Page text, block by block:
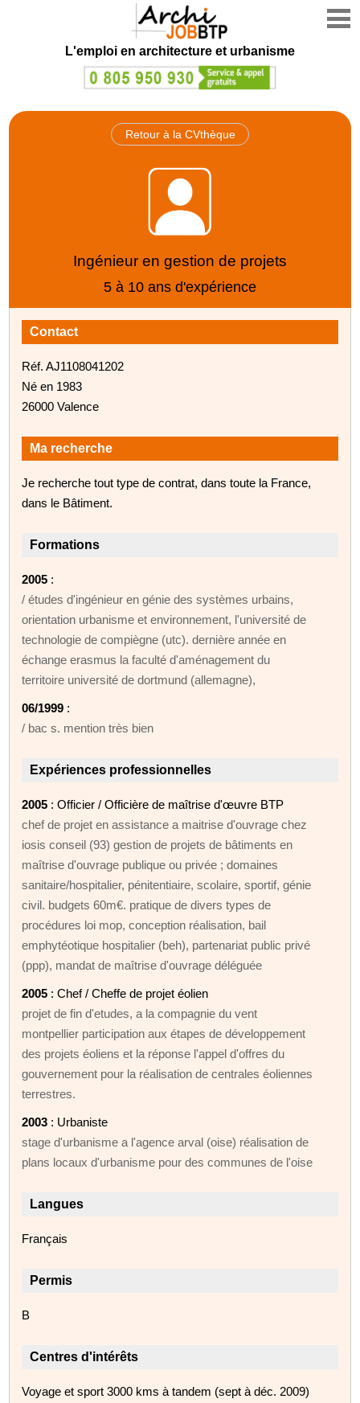
L'emploi en architecture et urbanisme
Retour à la CVthèque
Ingénieur en gestion de projets
5 à 10 ans d'expérience
Contact
Réf. AJ1108041202
Né en 1983
26000 Valence
Ma recherche
Je recherche tout type de contrat, dans toute la France,
dans le Bâtiment.
Formations
2005 :
/ études d'ingénieur en génie des systèmes urbains,
orientation urbanisme et environnement, l'université de
technologie de compiègne (utc). dernière année en
échange erasmus la faculté d'aménagement du
territoire université de dortmund (allemagne),
06/1999 :
/ bac s. mention très bien
Expériences professionnelles
2005 : Officier / Officière de maîtrise d'œuvre BTP
chef de projet en assistance a maitrise d'ouvrage chez
iosis conseil (93) gestion de projets de bâtiments en
maîtrise d'ouvrage publique ou privée ; domaines
sanitaire/hospitalier, pénitentiaire, scolaire, sportif, génie
civil. budgets 60m€. pratique de divers types de
procédures loi mop, conception réalisation, bail
emphytéotique hospitalier (beh), partenariat public privé
(ppp), mandat de maîtrise d'ouvrage déléguée
2005 : Chef / Cheffe de projet éolien
projet de fin d'etudes, a la compagnie du vent
montpellier participation aux étapes de développement
des projets éoliens et la réponse l'appel d'offres du
gouvernement pour la réalisation de centrales éoliennes
terrestres.
2003 : Urbaniste
stage d'urbanisme a l'agence arval (oise) réalisation de
plans locaux d'urbanisme pour des communes de l'oise
Langues
Français
Permis
B
Centres d'intérêts
Voyage et sport 3000 kms à tandem (sept à déc. 2009)